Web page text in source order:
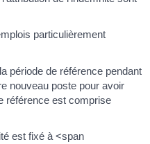
particulièrement
période de référence pendant
nouveau poste pour avoir
référence est comprise
est fixé à <span